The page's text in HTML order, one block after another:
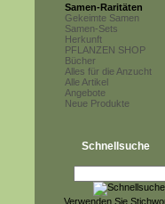
Samen-Raritäten
Gekeimte Samen
Samen-Sets
Herkunft
PFLANZEN SHOP
Bücher
Alles für die Anzucht
Alle Artikel
Angebote
Neue Produkte
Schnellsuche
Verwenden Sie